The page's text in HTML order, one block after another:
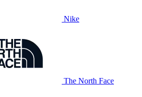
Nike
The North Face